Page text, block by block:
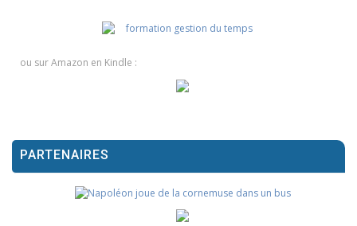
ou sur Amazon en Kindle :
PARTENAIRES